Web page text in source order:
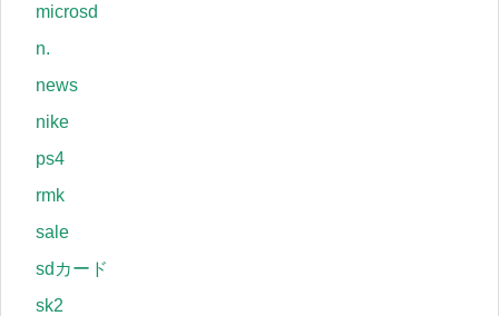
microsd
n.
news
nike
ps4
rmk
sale
sdカード
sk2